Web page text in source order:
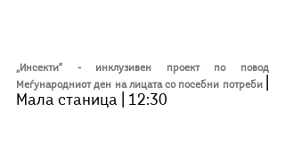
„Инсекти“ - инклузивен проект по повод
Меѓународниот ден на лицата со посебни потреби
Мала станица | 12:30